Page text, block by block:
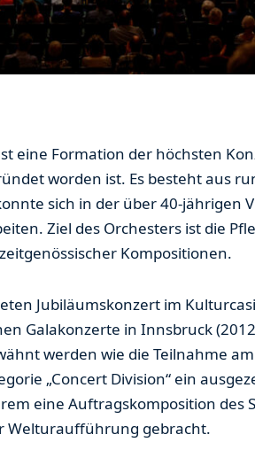
eine Formation der höchsten
worden ist. Es besteht aus
sich in der über 40-jährigen
Ziel des Orchesters ist die
Kompositionen.
Jubiläumskonzert im
Galakonzerte in Innsbruck
werden wie die Teilnahme
„Concert Division“ ein
eine Auftragskomposition des
Welturaufführung gebracht.